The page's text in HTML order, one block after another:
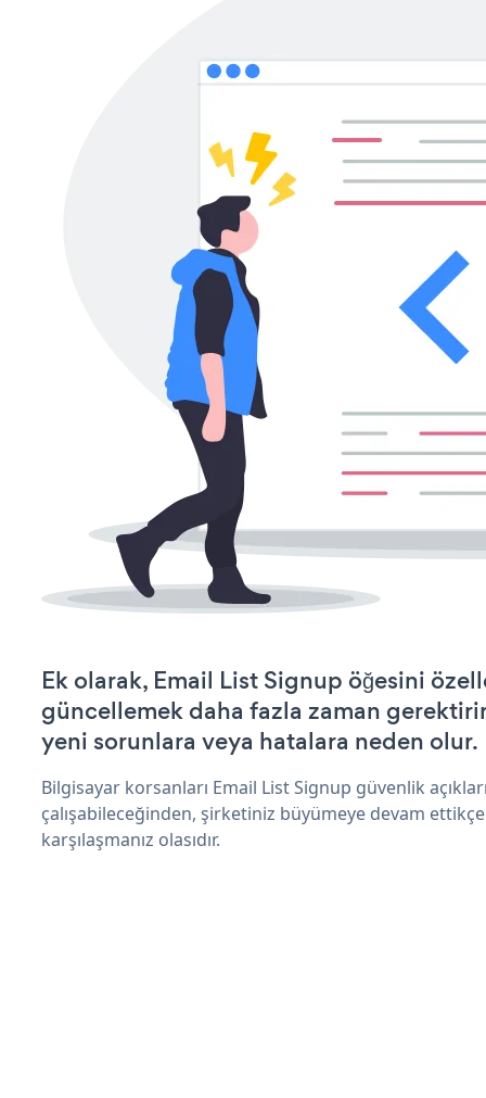
Ek olarak, Email List Signup öğesini
güncellemek daha fazla zaman
yeni sorunlara veya hatalara neden olur.
Bilgisayar korsanları Email List Signup güvenlik
çalışabileceğinden, şirketiniz büyümeye devam
karşılaşmanız olasıdır.